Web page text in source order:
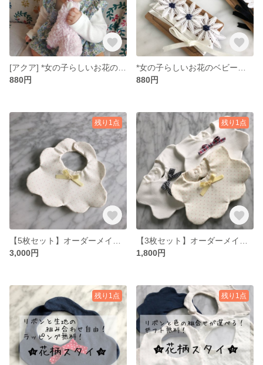
880円
880円
残り1点
3,000円
残り1点
1,800円
残り1点 残り1点